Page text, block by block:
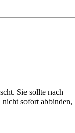
Sie sollte nach
sofort abbinden,